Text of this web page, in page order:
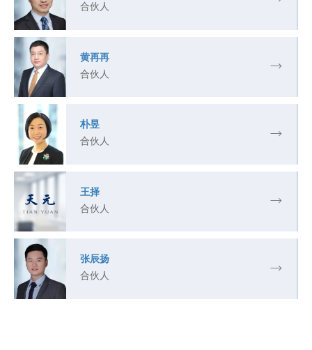
合伙人
黄再再
合伙人
朴昱
合伙人
王择
合伙人
张辰扬
合伙人